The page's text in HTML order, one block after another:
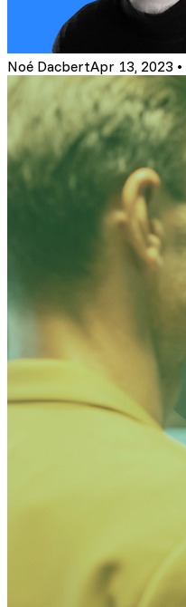
Noé DacbertApr 13, 2023 •